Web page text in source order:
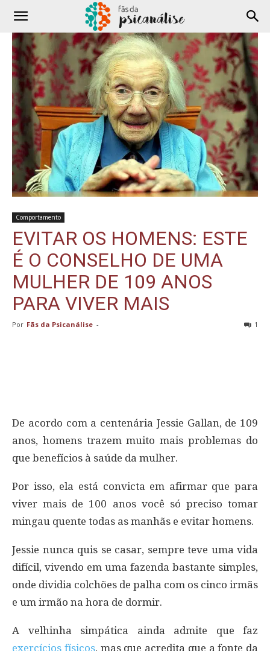
Comportamento
EVITAR OS HOMENS: ESTE
É O CONSELHO DE UMA
MULHER DE 109 ANOS
PARA VIVER MAIS
Por Fãs da Psicanálise - 1
De acordo com a centenária Jessie Gallan, de 109
anos, homens trazem muito mais problemas do
que benefícios à saúde da mulher.
Por isso, ela está convicta em afirmar que para
viver mais de 100 anos você só preciso tomar
mingau quente todas as manhãs e evitar homens.
Jessie nunca quis se casar, sempre teve uma vida
difícil, vivendo em uma fazenda bastante simples,
onde dividia colchões de palha com os cinco irmãs
e um irmão na hora de dormir.
A velhinha simpática ainda admite que faz
exercícios físicos, mas que acredita que a fonte da